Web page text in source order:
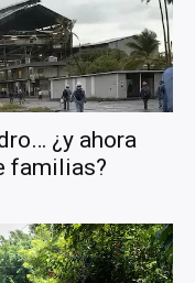
¿y ahora
familias?